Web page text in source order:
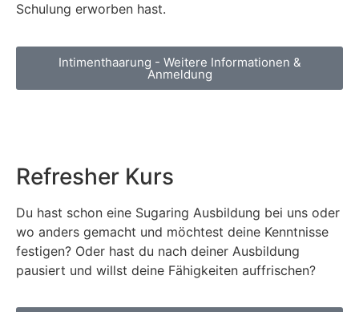
Schulung erworben hast.
Intimenthaarung - Weitere Informationen &
Anmeldung
Refresher Kurs
Du hast schon eine Sugaring Ausbildung bei uns oder
wo anders gemacht und möchtest deine Kenntnisse
festigen? Oder hast du nach deiner Ausbildung
pausiert und willst deine Fähigkeiten auffrischen?